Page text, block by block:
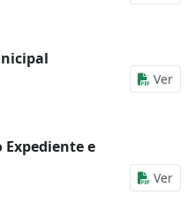
Ver
e
Ver